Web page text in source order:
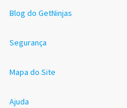
Blog do GetNinjas
Segurança
Mapa do Site
Ajuda